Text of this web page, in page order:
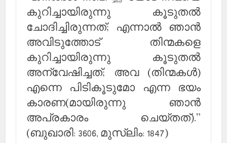
കുറിച്ചായിരുന്നു കൂടുതല്‍
ചോദിച്ചിരുന്നത്; എന്നാല്‍ ഞാന്‍
അവിടുത്തോട് തിന്മകളെ
കുറിച്ചായിരുന്നു കൂടുതല്‍
അന്വേഷിച്ചത്; അവ (തിന്മകള്‍)
എന്നെ പിടികൂടുമോ എന്ന ഭയം
കാരണ(മായിരുന്നു ഞാന്‍
അപ്രകാരം ചെയ്തത്).”
(ബുഖാരി: 3606, മുസ്‌ലിം: 1847)